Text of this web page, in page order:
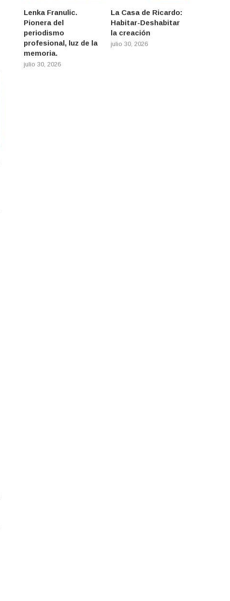
Lenka Franulic.
Pionera del
periodismo
profesional, luz de la
memoria.
julio 30, 2026
La Casa de Ricardo:
Habitar-Deshabitar
la creación
julio 30, 2026